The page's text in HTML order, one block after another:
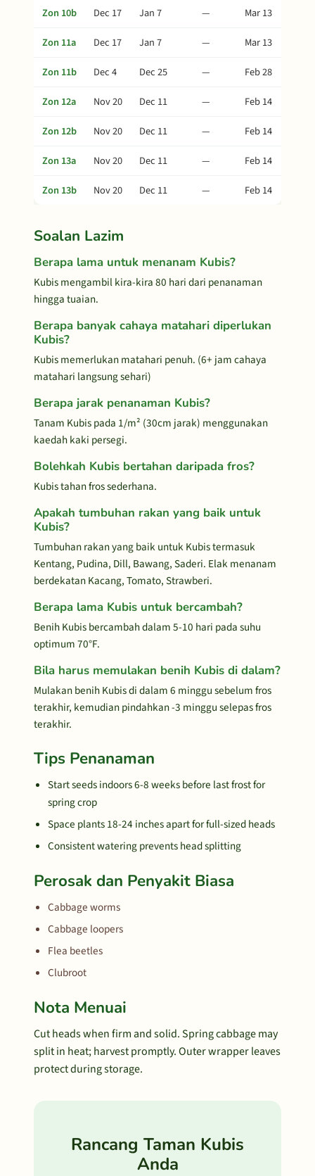
Zon 10b Dec 17 Jan 7 —
Mar 13
Zon 11a
Dec 17 Jan 7 —
Mar 13
Zon 11b
Dec 4 Dec 25 —
Feb 28
Zon 12a
Nov 20 Dec 11 —
Feb 14
Zon 12b
Nov 20 Dec 11 —
Feb 14
Zon 13a
Nov 20 Dec 11 —
Feb 14
Zon 13b
Nov 20 Dec 11 — Feb 14
Soalan Lazim
Berapa lama untuk menanam Kubis?
Kubis mengambil kira-kira 80 hari dari penanaman
hingga tuaian.
Berapa banyak cahaya matahari diperlukan
Kubis?
Kubis memerlukan matahari penuh. (6+ jam cahaya
matahari langsung sehari)
Berapa jarak penanaman Kubis?
Tanam Kubis pada 1/m² (30cm jarak) menggunakan
kaedah kaki persegi.
Bolehkah Kubis bertahan daripada fros?
Kubis tahan fros sederhana.
Apakah tumbuhan rakan yang baik untuk
Kubis?
Tumbuhan rakan yang baik untuk Kubis termasuk
Kentang, Pudina, Dill, Bawang, Saderi. Elak menanam
berdekatan Kacang, Tomato, Strawberi.
Berapa lama Kubis untuk bercambah?
Benih Kubis bercambah dalam 5-10 hari pada suhu
optimum 70°F.
Bila harus memulakan benih Kubis di dalam?
Mulakan benih Kubis di dalam 6 minggu sebelum fros
terakhir, kemudian pindahkan -3 minggu selepas fros
terakhir.
Tips Penanaman
Start seeds indoors 6-8 weeks before last frost for
spring crop
Space plants 18-24 inches apart for full-sized heads
Consistent watering prevents head splitting
Perosak dan Penyakit Biasa
Cabbage worms
Cabbage loopers
Flea beetles
Clubroot
Nota Menuai
Cut heads when firm and solid. Spring cabbage may
split in heat; harvest promptly. Outer wrapper leaves
protect during storage.
Rancang Taman Kubis
Anda